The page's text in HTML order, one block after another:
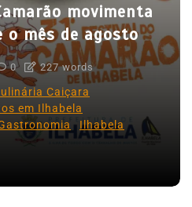
movimenta
mês de agosto
0 227 words
Caiçara
em Ilhabela
Ilhabela